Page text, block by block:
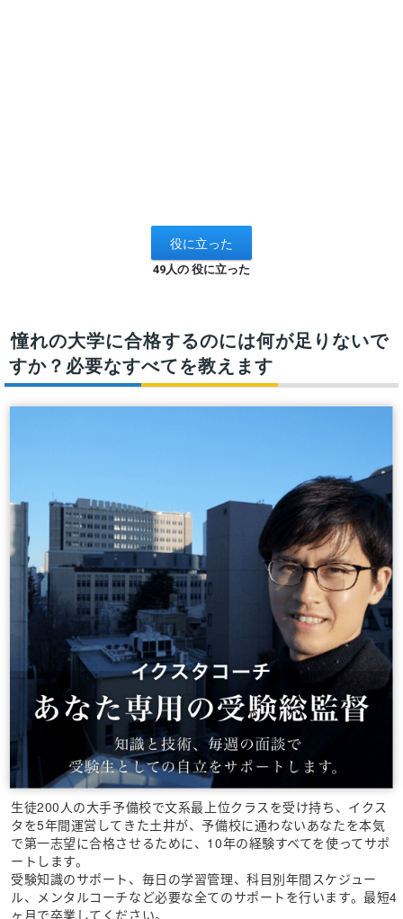
49人の 役に立った
憧れの大学に合格するのには何が足りないで
すか？必要なすべてを教えます
生徒200人の大手予備校で文系最上位クラスを受け持ち、イクス
タを5年間運営してきた土井が、予備校に通わないあなたを本気
で第一志望に合格させるために、10年の経験すべてを使ってサポ
ートします。
受験知識のサポート、毎日の学習管理、科目別年間スケジュー
ル、メンタルコーチなど必要な全てのサポートを行います。最短4
ヶ月で卒業してください。